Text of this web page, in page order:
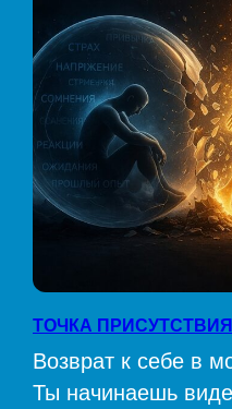
ТОЧКА ПРИСУТСТВИЯ
Возврат к себе в
Ты начинаешь